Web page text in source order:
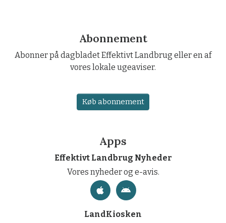
Abonnement
Abonner på dagbladet Effektivt Landbrug eller en af
vores lokale ugeaviser.
Køb abonnement
Apps
Effektivt Landbrug Nyheder
Vores nyheder og e-avis.
LandKiosken